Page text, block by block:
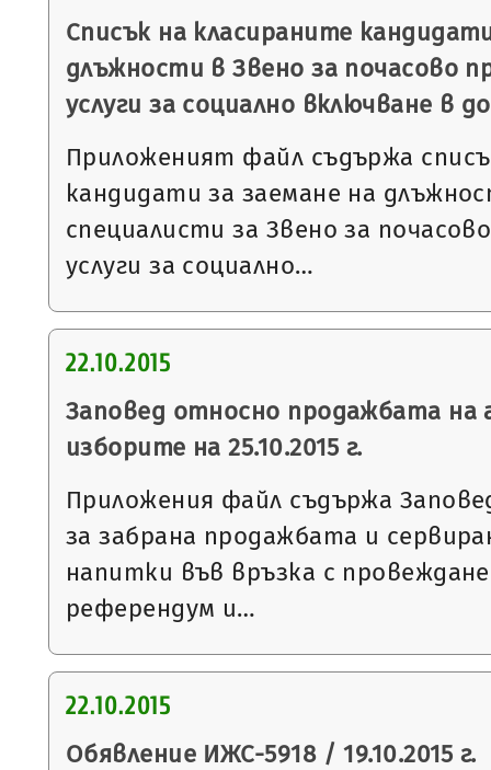
Списък на класираните
длъжности в Звено за почасово
услуги за социално включване в
Приложеният файл съдържа
кандидати за заемане на
специалисти за Звено за
услуги за социално…
22.10.2015
Заповед относно продажбата на
изборите на 25.10.2015 г.
Приложения файл съдържа
за забрана продажбата и
напитки във връзка с
референдум и…
22.10.2015
Обявление ИЖС-5918 / 19.10.2015 г.